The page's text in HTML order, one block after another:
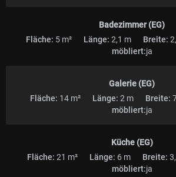
Badezimmer (EG)
Fläche: 5 m² Länge: 2,1 m Breite:
möbliert:ja
Galerie (EG)
Fläche: 14 m² Länge: 2 m Breite:
möbliert:ja
Küche (EG)
Fläche: 21 m² Länge: 6 m Breite:
möbliert:ja